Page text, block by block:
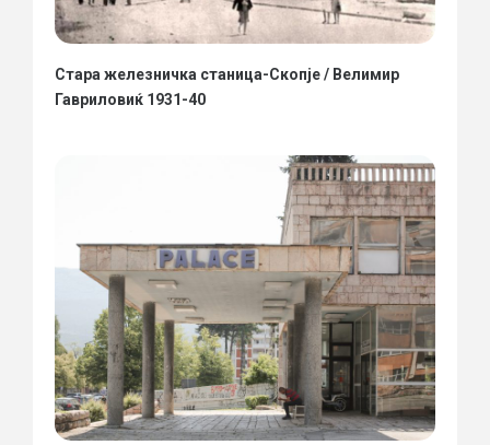
Стара железничка станица-Скопје / Велимир
Гавриловиќ 1931-40